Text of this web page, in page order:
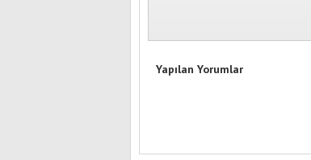
Yapılan Yorumlar